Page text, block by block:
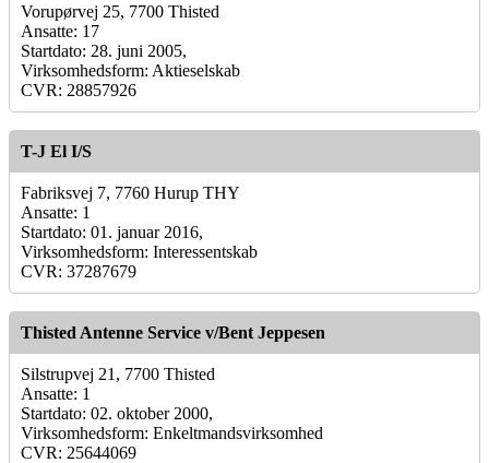
Vorupørvej 25, 7700 Thisted
Ansatte: 17
Startdato: 28. juni 2005,
Virksomhedsform: Aktieselskab
CVR: 28857926
T-J El I/S
Fabriksvej 7, 7760 Hurup THY
Ansatte: 1
Startdato: 01. januar 2016,
Virksomhedsform: Interessentskab
CVR: 37287679
Thisted Antenne Service v/Bent Jeppesen
Silstrupvej 21, 7700 Thisted
Ansatte: 1
Startdato: 02. oktober 2000,
Virksomhedsform: Enkeltmandsvirksomhed
CVR: 25644069